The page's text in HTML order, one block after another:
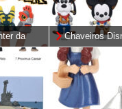
da
Chaveiros
Clips